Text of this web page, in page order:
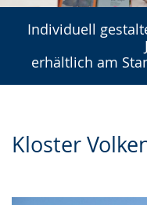
Individuell
erhältlich am
Kloster